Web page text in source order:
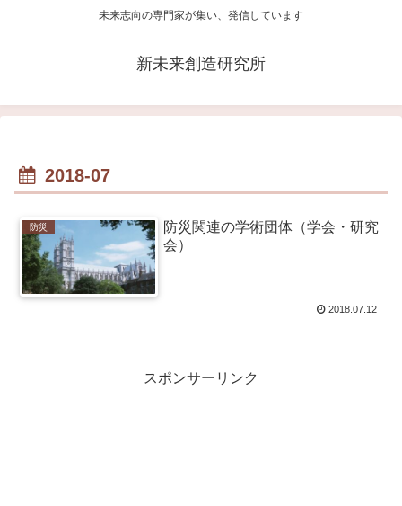
未来志向の専門家が集い、発信しています
新未来創造研究所
2018-07
防災
防災関連の学術団体（学会・研究
会）
2018.07.12
スポンサーリンク